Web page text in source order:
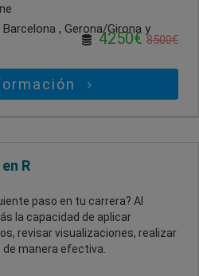
Barcelona , Gerona/Girona y
4250€8500€
R
paso en tu carrera? Al
la capacidad de aplicar
revisar visualizaciones, realizar
manera efectiva.